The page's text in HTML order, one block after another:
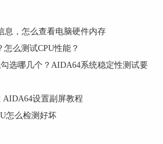
系统概述
具备传感器检测功能，可以
、硬盘温度、主板温度、风
息，怎么查看电脑硬件内存
么测试CPU性能？
选哪几个？AIDA64系统稳定性测试要
设置副屏教程
怎么检测好坏